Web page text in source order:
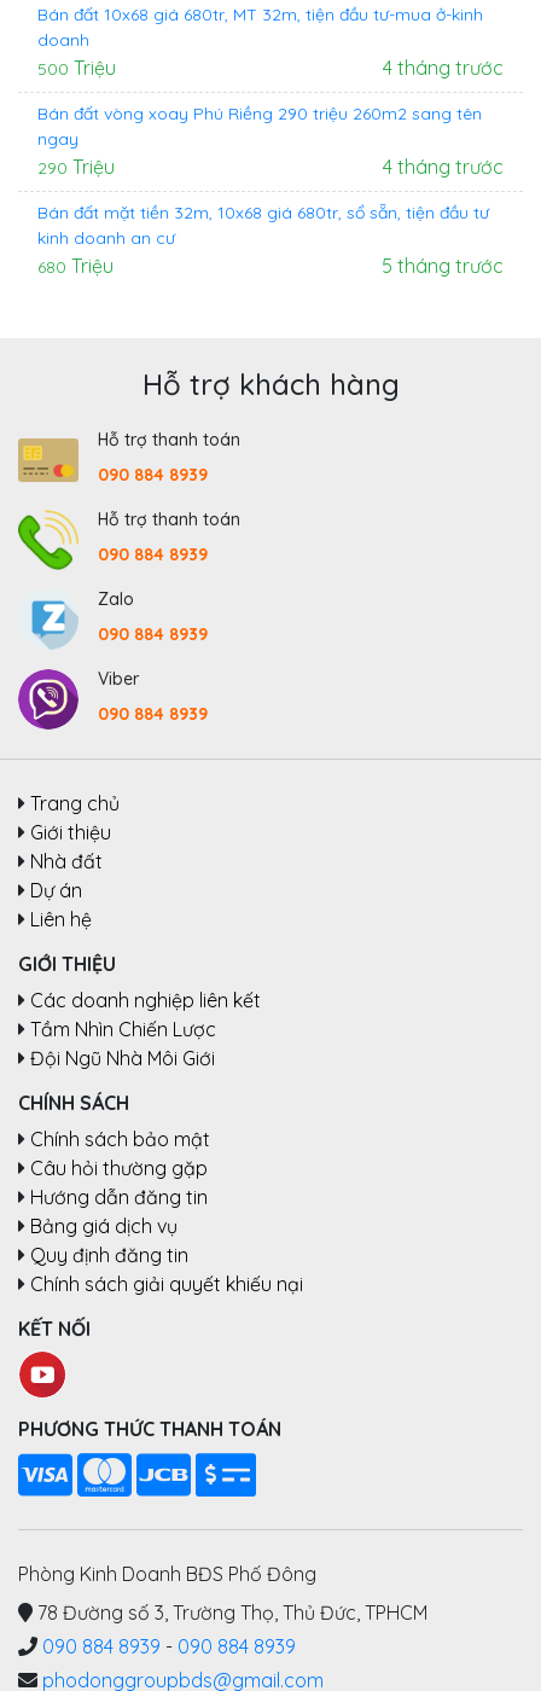
Bán đất 10x68 giá 680tr, MT 32m, tiện đầu tư-mua ở-kinh
doanh
500 Triệu 4 tháng trước
Bán đất vòng xoay Phú Riềng 290 triệu 260m2 sang tên
ngay
290 Triệu 4 tháng trước
Bán đất mặt tiền 32m, 10x68 giá 680tr, sổ sẵn, tiện đầu tư
kinh doanh an cư
680 Triệu 5 tháng trước
Hỗ trợ khách hàng
Hỗ trợ thanh toán
090 884 8939
Hỗ trợ thanh toán
090 884 8939
Zalo
090 884 8939
Viber
090 884 8939
Trang chủ
Giới thiệu
Nhà đất
Dự án
Liên hệ
GIỚI THIỆU
Các doanh nghiệp liên kết
Tầm Nhìn Chiến Lược
Đội Ngũ Nhà Môi Giới
CHÍNH SÁCH
Chính sách bảo mật
Câu hỏi thường gặp
Hướng dẫn đăng tin
Bảng giá dịch vụ
Quy định đăng tin
Chính sách giải quyết khiếu nại
KẾT NỐI
PHƯƠNG THỨC THANH TOÁN
Phòng Kinh Doanh BĐS Phố Đông
78 Đường số 3, Trường Thọ, Thủ Đức, TPHCM
090 884 8939 - 090 884 8939
phodonggroupbds@gmail.com